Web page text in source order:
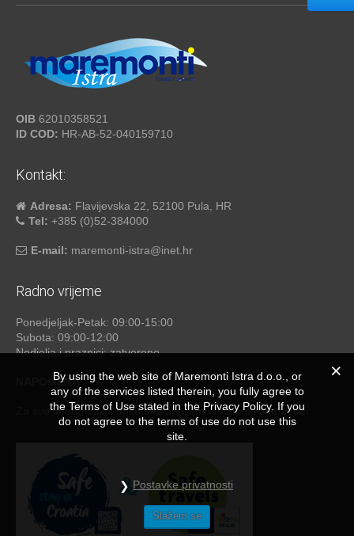
OIB 62010358521
ID COD: HR-AB-52-040159710
Kontakt:
Adresa: Flavijevska 22, 52100 Pula, HR
Tel: +385 (0)52-384000
E-mail: maremonti-istra@inet.hr
Radno vrijeme
Ponedjeljak-Petak: 09:00-15:00
Subota: 09:00-12:00
Nedjelja i praznici: zatvoreno
NAPOMENA
Za sve informacije i upite dostupni smo mailom i telefonom.
By using the web site of Maremonti Istra d.o.o., or
any of the services listed therein, you fully agree to
the Terms of Use stated in the Privacy Policy. If you
do not agree to the terms of use do not use this
site.
Postavke privatnosti
Slažem se